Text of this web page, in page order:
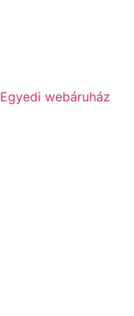
Egyedi webáruház